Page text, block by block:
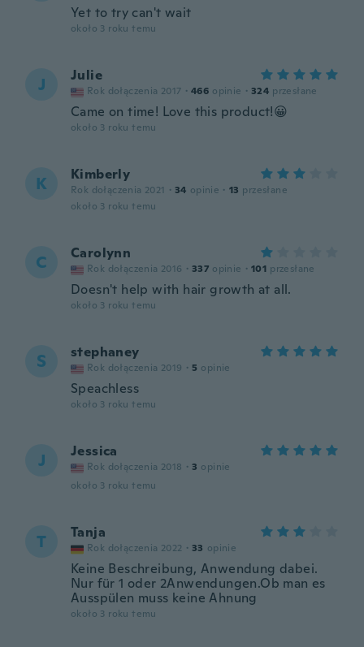
Yet to try can't wait
około 3 roku temu
J Julie
Rok dołączenia 2017 · 466 opinie · 324 przesłane
Came on time! Love this product!😀
około 3 roku temu
K Kimberly
Rok dołączenia 2021 · 34 opinie · 13 przesłane
około 3 roku temu
C Carolynn
Rok dołączenia 2016 · 337 opinie · 101 przesłane
Doesn't help with hair growth at all.
około 3 roku temu
S stephaney
Rok dołączenia 2019 · 5 opinie
Speachless
około 3 roku temu
J Jessica
Rok dołączenia 2018 · 3 opinie
około 3 roku temu
T Tanja
Rok dołączenia 2022 · 33 opinie
Keine Beschreibung, Anwendung dabei.
Nur für 1 oder 2Anwendungen.Ob man es
Ausspülen muss keine Ahnung
około 3 roku temu